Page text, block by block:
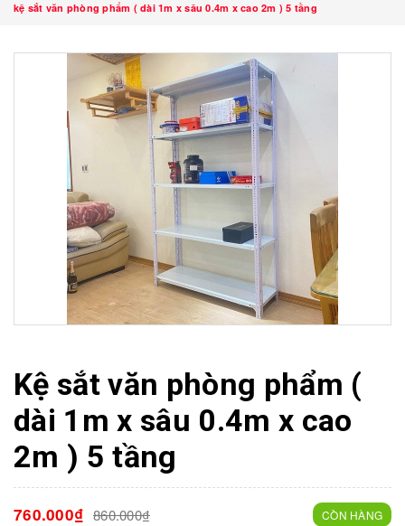
kệ sắt văn phòng phẩm ( dài 1m x sâu 0.4m x cao 2m ) 5 tầng
Kệ sắt văn phòng phẩm (
dài 1m x sâu 0.4m x cao
2m ) 5 tầng
760.000₫ 860.000₫ CÒN HÀNG